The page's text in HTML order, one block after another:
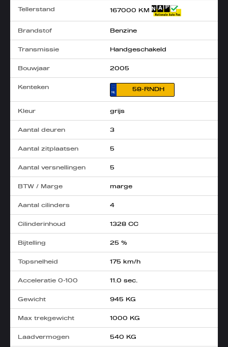
Tellerstand 167000 KM
Brandstof Benzine
Transmissie Handgeschakeld
Bouwjaar 2005
Kenteken 58-RNDH
Kleur grijs
Aantal deuren 3
Aantal zitplaatsen 5
Aantal versnellingen 5
BTW / Marge marge
Aantal cilinders 4
Cilinderinhoud 1328 CC
Bijtelling 25 %
Topsnelheid 175 km/h
Acceleratie 0-100 11.0 sec.
Gewicht 945 KG
Max trekgewicht 1000 KG
Laadvermogen 540 KG